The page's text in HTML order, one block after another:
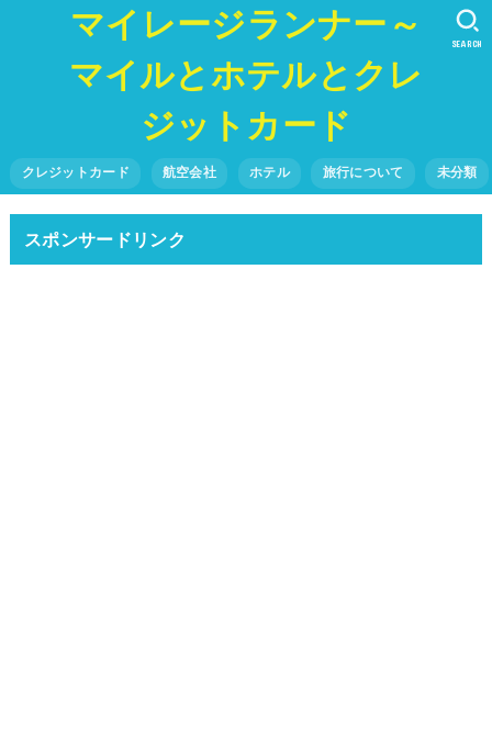
マイレージランナー～
マイルとホテルとクレ
ジットカード
クレジットカード 航空会社 ホテル 旅行について 未分類
SEARCH
スポンサードリンク